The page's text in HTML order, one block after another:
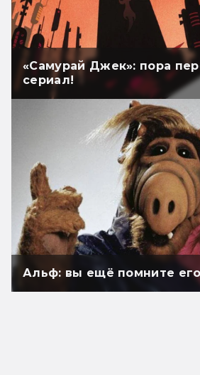
«Самурай Джек»: пора
сериал!
Альф: вы ещё помните